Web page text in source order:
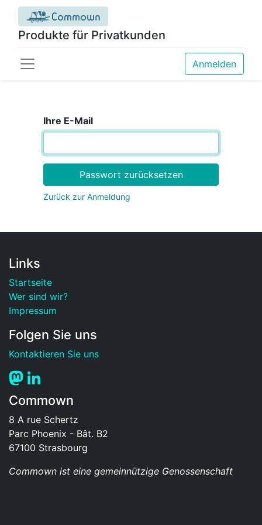
Produkte für Privatkunden
Anmelden
Ihre E-Mail
Passwort zurücksetzen
Zurück zur Anmeldung
Links
Startseite
Wer sind wir?
Impressum
Folgen Sie uns
Kontaktieren Sie uns
Commown
8 A rue Schertz
Parc Phoenix - Bât. B2
67100 Strasbourg
Commown ist eine gemeinnützige Genossenschaft